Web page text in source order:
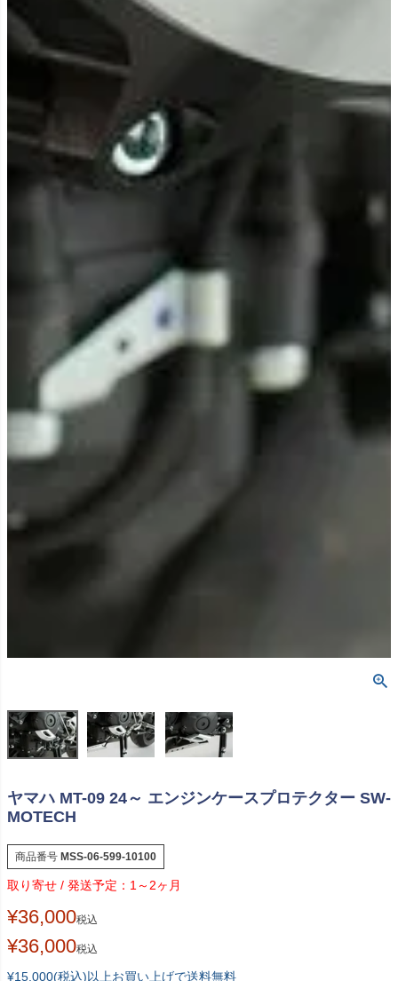
ヤマハ MT-09 24～ エンジンケースプロテクター SW-
MOTECH
商品番号 MSS-06-599-10100
1～2ヶ月
¥36,000税込
¥36,000税込
¥15,000(税込)以上お買い上げで送料無料